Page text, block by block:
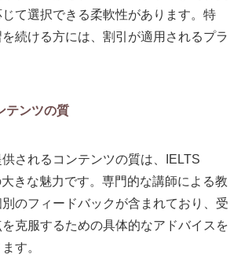
て選択できる柔軟性があります。特
続ける方には、割引が適用されるプラ
テンツの質
されるコンテンツの質は、IELTS
きな魅力です。専門的な講師による教
のフィードバックが含まれており、受
克服するための具体的なアドバイスを
す。